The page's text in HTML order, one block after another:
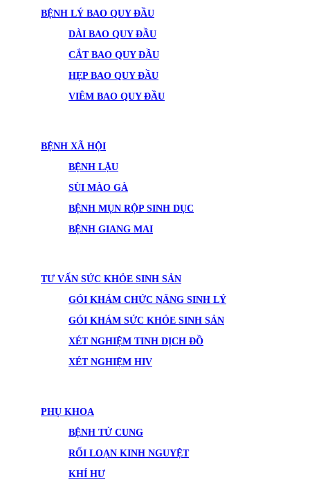
BỆNH LÝ BAO QUY ĐẦU
DÀI BAO QUY ĐẦU
CẮT BAO QUY ĐẦU
HẸP BAO QUY ĐẦU
VIÊM BAO QUY ĐẦU
BỆNH XÃ HỘI
BỆNH LẬU
SÙI MÀO GÀ
BỆNH MỤN RỘP SINH DỤC
BỆNH GIANG MAI
TƯ VẤN SỨC KHỎE SINH SẢN
GÓI KHÁM CHỨC NĂNG SINH LÝ
GÓI KHÁM SỨC KHỎE SINH SẢN
XÉT NGHIỆM TINH DỊCH ĐỒ
XÉT NGHIỆM HIV
PHỤ KHOA
BỆNH TỬ CUNG
RỐI LOẠN KINH NGUYỆT
KHÍ HƯ